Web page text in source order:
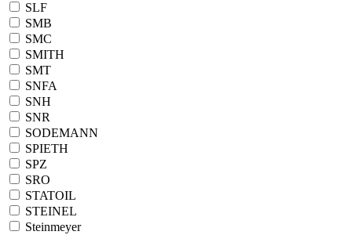
SLF
SMB
SMC
SMITH
SMT
SNFA
SNH
SNR
SODEMANN
SPIETH
SPZ
SRO
STATOIL
STEINEL
Steinmeyer